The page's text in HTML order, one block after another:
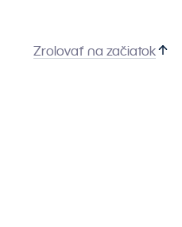
Zrolovať na začiatok